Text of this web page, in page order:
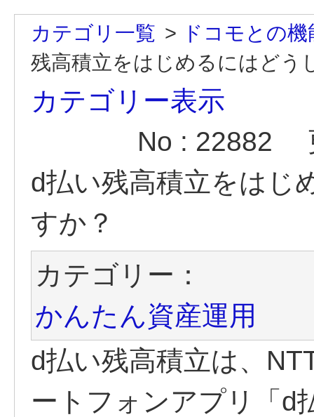
カテゴリ一覧 > ドコモとの
残高積立をはじめるにはどう
カテゴリー表示
No : 22882
d払い残高積立をはじ
すか？
カテゴリー：
かんたん資産運用
d払い残高積立は、
ートフォンアプリ「d